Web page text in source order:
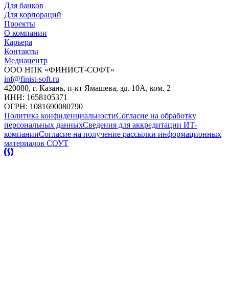
Для банков
Для корпораций
Проекты
О компании
Карьера
Контакты
Медиацентр
ООО НПК «ФИНИСТ-СОФТ»
inf@finist-soft.ru
420080, г. Казань, п-кт Ямашева, зд. 10А, ком. 2
ИНН: 1658105371
ОГРН: 1081690080790
Политика конфиденциальностиСогласие на обработку
персональных данныхСведения для аккредитации ИТ-
компанииСогласие на получение рассылки информационных
материалов СОУТ